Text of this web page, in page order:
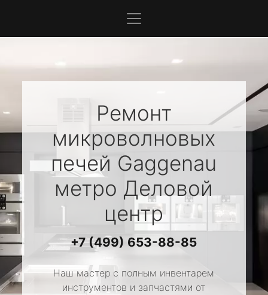
Ремонт
микроволновых
печей Gaggenau
метро Деловой
центр
+7 (499) 653-88-85
Наш мастер с полным инвентарем
инструментов и запчастями от